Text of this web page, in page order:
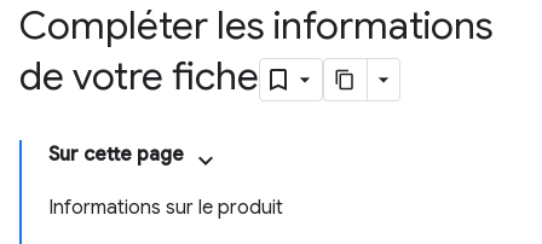
Compléter les informations
de votre fiche
Sur cette page
Informations sur le produit